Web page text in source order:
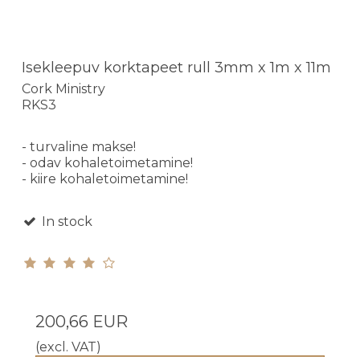
Isekleepuv korktapeet rull 3mm x 1m x 11m
Cork Ministry
RKS3
- turvaline makse!
- odav kohaletoimetamine!
- kiire kohaletoimetamine!
In stock
200,66 EUR
(excl. VAT)